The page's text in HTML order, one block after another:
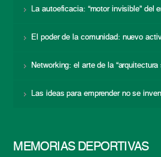
La autoeficacia: “motor invisible” del
El poder de la comunidad: nuevo
Networking: el arte de la “arquitectura
Las ideas para emprender no se
MEMORIAS DEPORTIVAS